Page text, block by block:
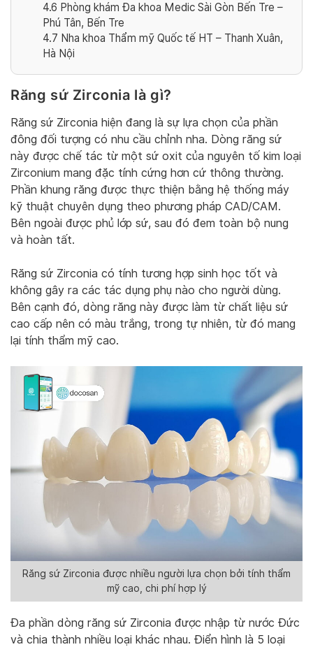
4.6 Phòng khám Đa khoa Medic Sài Gòn Bến Tre –
Phú Tân, Bến Tre
4.7 Nha khoa Thẩm mỹ Quốc tế HT – Thanh Xuân,
Hà Nội
Răng sứ Zirconia là gì?
Răng sứ Zirconia hiện đang là sự lựa chọn của phần
đông đối tượng có nhu cầu chỉnh nha. Dòng răng sứ
này được chế tác từ một sứ oxit của nguyên tố kim loại
Zirconium mang đặc tính cứng hơn cứ thông thường.
Phần khung răng được thực thiện bằng hệ thống máy
kỹ thuật chuyên dụng theo phương pháp CAD/CAM.
Bên ngoài được phủ lớp sứ, sau đó đem toàn bộ nung
và hoàn tất.
Răng sứ Zirconia có tính tương hợp sinh học tốt và
không gây ra các tác dụng phụ nào cho người dùng.
Bên cạnh đó, dòng răng này được làm từ chất liệu sứ
cao cấp nên có màu trắng, trong tự nhiên, từ đó mang
lại tính thẩm mỹ cao.
Răng sứ Zirconia được nhiều người lựa chọn bởi tính thẩm
mỹ cao, chi phí hợp lý
Đa phần dòng răng sứ Zirconia được nhập từ nước Đức
và chia thành nhiều loại khác nhau. Điển hình là 5 loại